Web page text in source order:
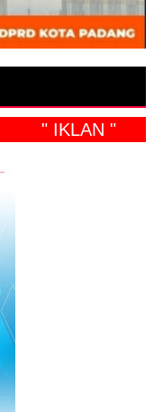
" IKLAN "